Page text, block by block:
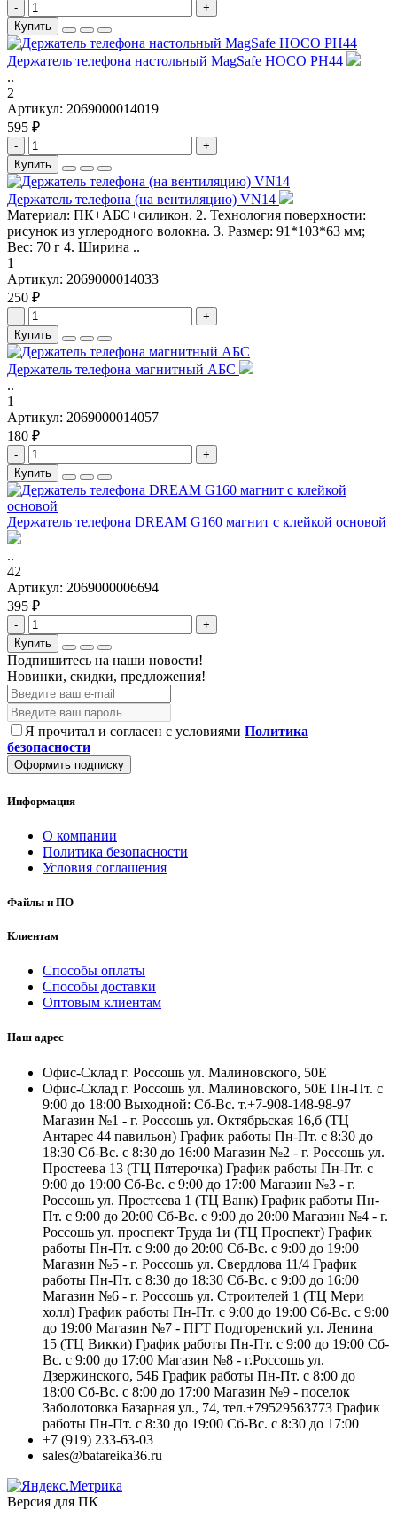
-
+
Купить
Держатель телефона настольный MagSafe HOCO PH44
..
2
Артикул: 2069000014019
595 ₽
-
+
Купить
Держатель телефона (на вентиляцию) VN14
Материал: ПК+АБС+силикон. 2. Технология поверхности:
рисунок из углеродного волокна. 3. Размер: 91*103*63 мм;
Вес: 70 г 4. Ширина ..
1
Артикул: 2069000014033
250 ₽
-
+
Купить
Держатель телефона магнитный АБС
..
1
Артикул: 2069000014057
180 ₽
-
+
Купить
Держатель телефона DREAM G160 магнит с клейкой основой
..
42
Артикул: 2069000006694
395 ₽
-
+
Купить
Подпишитесь на наши новости!
Новинки, скидки, предложения!
Я прочитал и согласен с условиями Политика
безопасности
Оформить подписку
Информация
О компании
Политика безопасности
Условия соглашения
Файлы и ПО
Клиентам
Способы оплаты
Способы доставки
Оптовым клиентам
Наш адрес
Офис-Склад г. Россошь ул. Малиновского, 50Е
Офис-Склад г. Россошь ул. Малиновского, 50Е Пн-Пт. с
9:00 до 18:00 Выходной: Сб-Вс. т.+7-908-148-98-97
Магазин №1 - г. Россошь ул. Октябрьская 16,б (ТЦ
Антарес 44 павильон) График работы Пн-Пт. с 8:30 до
18:30 Сб-Вс. с 8:30 до 16:00 Магазин №2 - г. Россошь ул.
Простеева 13 (ТЦ Пятерочка) График работы Пн-Пт. с
9:00 до 19:00 Сб-Вс. с 9:00 до 17:00 Магазин №3 - г.
Россошь ул. Простеева 1 (ТЦ Ванк) График работы Пн-
Пт. с 9:00 до 20:00 Сб-Вс. с 9:00 до 20:00 Магазин №4 - г.
Россошь ул. проспект Труда 1и (ТЦ Проспект) График
работы Пн-Пт. с 9:00 до 20:00 Сб-Вс. с 9:00 до 19:00
Магазин №5 - г. Россошь ул. Свердлова 11/4 График
работы Пн-Пт. с 8:30 до 18:30 Сб-Вс. с 9:00 до 16:00
Магазин №6 - г. Россошь ул. Строителей 1 (ТЦ Мери
холл) График работы Пн-Пт. с 9:00 до 19:00 Сб-Вс. с 9:00
до 19:00 Магазин №7 - ПГТ Подгоренский ул. Ленина
15 (ТЦ Викки) График работы Пн-Пт. с 9:00 до 19:00 Сб-
Вс. с 9:00 до 17:00 Магазин №8 - г.Россошь ул.
Дзержинского, 54Б График работы Пн-Пт. с 8:00 до
18:00 Сб-Вс. с 8:00 до 17:00 Магазин №9 - поселок
Заболотовка Базарная ул., 74, тел.+79529563773 График
работы Пн-Пт. с 8:30 до 19:00 Сб-Вс. с 8:30 до 17:00
+7 (919) 233-63-03
sales@batareika36.ru
Версия для ПК